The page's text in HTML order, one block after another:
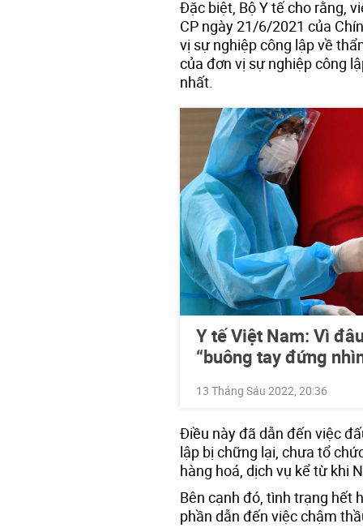
Đặc biệt, Bộ Y tế cho rằng,
CP ngày 21/6/2021 của
vị sự nghiệp công lập về
của đơn vị sự nghiệp công
nhất.
Y tế Việt Nam: Vì
“buông tay đứng
13 Tháng Sáu 2022, 20:36
Điều này đã dẫn đến việc
lập bị chững lại, chưa tổ
hàng hoá, dịch vụ kể từ khi
Bên cạnh đó, tình trạng hết
phần dẫn đến việc chậm